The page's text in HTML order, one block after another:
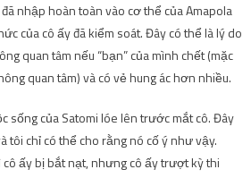
nhập hoàn toàn vào cơ thể của Amapola
của cô ấy đã kiểm soát. Đây có thể là lý do
quan tâm nếu “bạn” của mình chết (mặc
quan tâm) và có vẻ hung ác hơn nhiều.
sống của Satomi lóe lên trước mắt cô. Đây
tôi chỉ có thể cho rằng nó cố ý như vậy.
cô ấy bị bắt nạt, nhưng cô ấy trượt kỳ thi